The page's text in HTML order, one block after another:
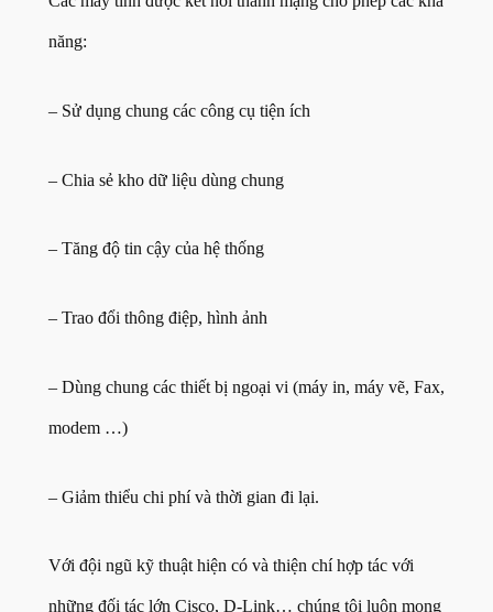
năng:
– Sử dụng chung các công cụ tiện ích
– Chia sẻ kho dữ liệu dùng chung
– Tăng độ tin cậy của hệ thống
– Trao đổi thông điệp, hình ảnh
– Dùng chung các thiết bị ngoại vi (máy in, máy vẽ, Fax,
modem …)
– Giảm thiểu chi phí và thời gian đi lại.
Với đội ngũ kỹ thuật hiện có và thiện chí hợp tác với
những đối tác lớn Cisco, D-Link… chúng tôi luôn mong